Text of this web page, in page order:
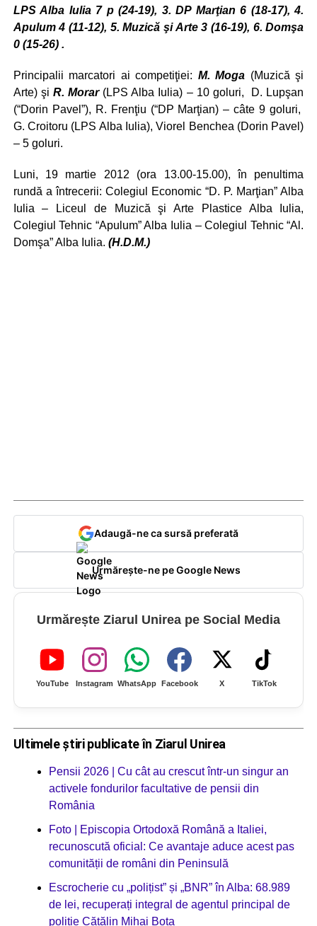
LPS Alba Iulia 7 p (24-19), 3.DP Marţian 6 (18-17),4.
Apulum 4 (11-12), 5. Muzică şi Arte 3 (16-19), 6. Domşa
0 (15-26) .
Principalii marcatori ai competiţiei: M. Moga (Muzică şi
Arte) şi R. Morar(LPS Alba Iulia) – 10 goluri, D. Lupşan
(“Dorin Pavel”), R. Frenţiu (“DP Marţian) – câte 9 goluri,
G. Croitoru (LPS Alba Iulia), Viorel Benchea (Dorin Pavel)
– 5 goluri.
Luni, 19 martie 2012 (ora 13.00-15.00), în penultima
rundă a întrecerii: Colegiul Economic “D. P. Marţian” Alba
Iulia – Liceul de Muzică şi Arte Plastice Alba Iulia,
Colegiul Tehnic “Apulum” Alba Iulia – Colegiul Tehnic “Al.
Domşa” Alba Iulia. (H.D.M.)
Adaugă-ne ca sursă preferată
Urmărește-ne pe Google News
Urmărește Ziarul Unirea pe Social Media
YouTube Instagram WhatsApp Facebook X TikTok
Ultimele știri publicate în Ziarul Unirea
Pensii 2026 | Cu cât au crescut într-un singur an
activele fondurilor facultative de pensii din
România
Foto | Episcopia Ortodoxă Română a Italiei,
recunoscută oficial: Ce avantaje aduce acest pas
comunității de români din Peninsulă
Escrocherie cu „polițist” și „BNR” în Alba: 68.989
de lei, recuperați integral de agentul principal de
poliție Cătălin Mihai Bota